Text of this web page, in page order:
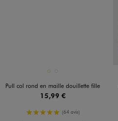
Pull col rond en maille douillette fille
15,99 €
5/5 de moyenne
(64 avis)